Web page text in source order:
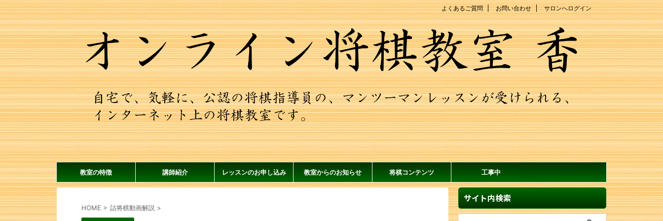
よくあるご質問 お問い合わせ サロンへログイン
教室の特徴 講師紹介 レッスンのお申し込み 教室からのお知らせ 将棋コンテンツ 工事中
HOME > 詰将棋動画解説 >
サイト内検索